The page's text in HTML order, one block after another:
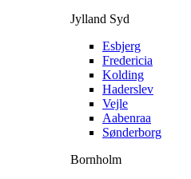
Jylland Syd
Esbjerg
Fredericia
Kolding
Haderslev
Vejle
Aabenraa
Sønderborg
Bornholm